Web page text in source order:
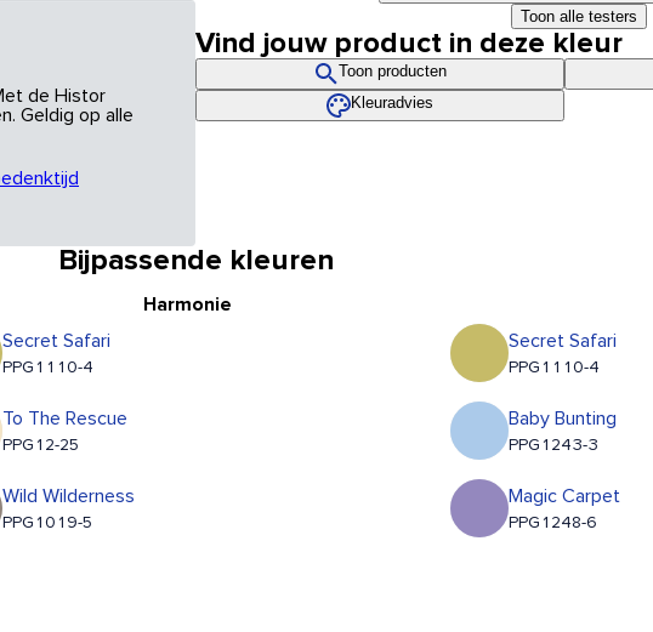
de Histor
Geldig op alle
Toon alle testers
Vind jouw product in deze kleur
Toon producten
Kleuradvies
Bijpassende kleuren
Harmonie
Secret Safari
PPG1110-4
To The Rescue
PPG12-25
Wild Wilderness
PPG1019-5
Secret Safari
PPG1110-4
Baby Bunting
PPG1243-3
Magic Carpet
PPG1248-6